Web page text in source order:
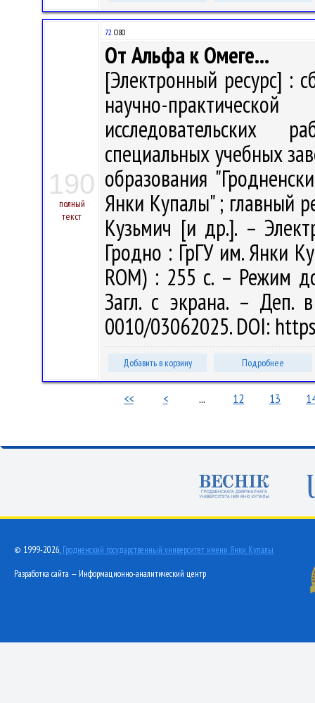
190
полный
текст
72.О80
От Альфа к Омеге...
[Электронный ресурс] :
научно-
исследовательских
специальных учебных
образования
Янки Купалы" ; главный
Кузьмич [и др.]. –
Гродно : ГрГУ им. Янки
ROM) : 255 с. – Режим
Загл. с экрана. – Деп.
0010/03062025. DOI:
Добавить в корзину Подробнее
<< < ... 12 13
© 1999-2026, Гродненский государственный университет имени Янки Купалы
Разработка сайта — Информационно-аналитический центр